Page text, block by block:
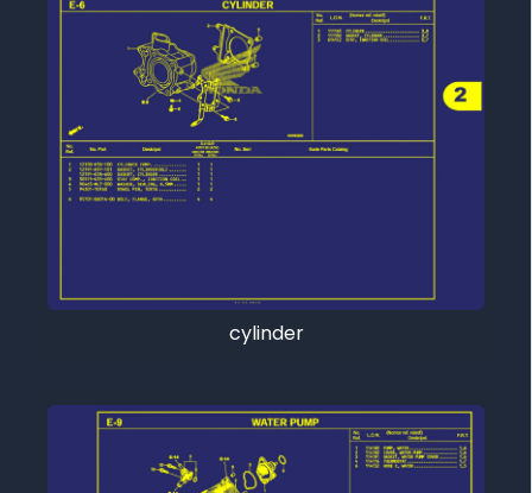
cylinder